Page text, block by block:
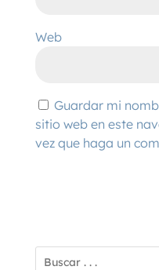
Web
Guardar mi
sitio web en este
vez que haga un